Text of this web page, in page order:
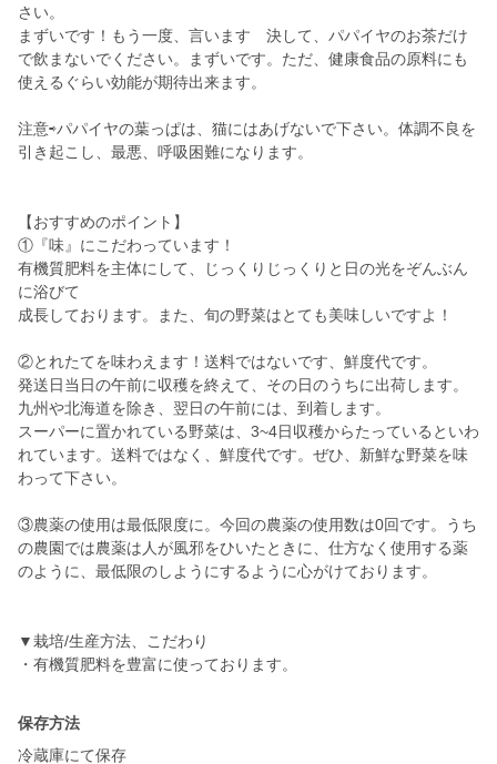
さい。
まずいです！もう一度、言います 決して、パパイヤのお茶だけ
で飲まないでください。まずいです。ただ、健康食品の原料にも
使えるぐらい効能が期待出来ます。
注意⇨パパイヤの葉っぱは、猫にはあげないで下さい。体調不良を
引き起こし、最悪、呼吸困難になります。
【おすすめのポイント】
①『味』にこだわっています！
有機質肥料を主体にして、じっくりじっくりと日の光をぞんぶん
に浴びて
成長しております。また、旬の野菜はとても美味しいですよ！
②とれたてを味わえます！送料ではないです、鮮度代です。
発送日当日の午前に収穫を終えて、その日のうちに出荷します。
九州や北海道を除き、翌日の午前には、到着します。
スーパーに置かれている野菜は、3~4日収穫からたっているといわ
れています。送料ではなく、鮮度代です。ぜひ、新鮮な野菜を味
わって下さい。
③農薬の使用は最低限度に。今回の農薬の使用数は0回です。うち
の農園では農薬は人が風邪をひいたときに、仕方なく使用する薬
のように、最低限のしようにするように心がけております。
▼栽培/生産方法、こだわり
保存方法
冷蔵庫にて保存